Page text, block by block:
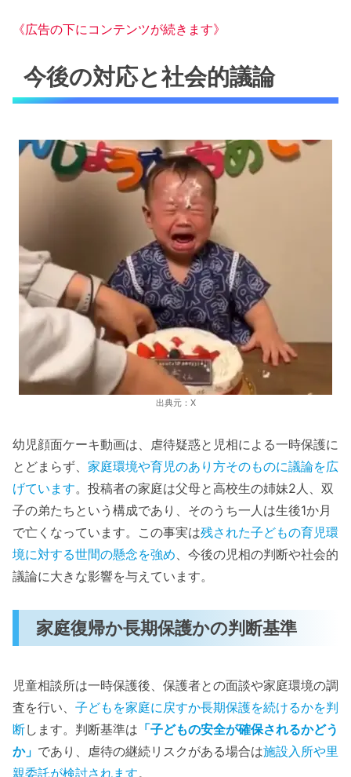
《広告の下にコンテンツが続きます》
今後の対応と社会的議論
出典元：X
幼児顔面ケーキ動画は、虐待疑惑と児相による一時保護に
とどまらず、 家庭環境や育児のあり方そのものに議論を広
げています。投稿者の家庭は父母と高校生の姉妹2人、双
子の弟たちという構成であり、そのうち一人は生後1か月
で亡くなっています。この事実は残された子どもの育児環
境に対する世間の懸念を強め、今後の児相の判断や社会的
議論に大きな影響を与えています。
家庭復帰か長期保護かの判断基準
児童相談所は一時保護後、保護者との面談や家庭環境の調
査を行い、 子どもを家庭に戻すか長期保護を続けるかを判
断します。判断基準は 「子どもの安全が確保されるかどう
か」 であり、虐待の継続リスクがある場合は施設入所や里
親委託が検討されます。